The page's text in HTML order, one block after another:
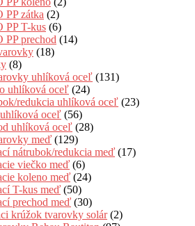
PP zátka (2)
PP T-kus (6)
PP prechod (14)
(18)
(8)
uhlíková oceľ (131)
uhlíková oceľ (24)
redukcia uhlíková oceľ (23)
oceľ (56)
uhlíková oceľ (28)
meď (129)
nátrubok/redukcia meď (17)
viečko meď (6)
koleno meď (24)
T-kus meď (50)
prechod meď (30)
krúžok tvarovky solár (2)